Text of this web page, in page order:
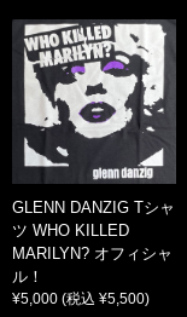
GLENN DANZIG Tシャ
ツ WHO KILLED
MARILYN? オフィシャ
ル！
¥5,000 (税込 ¥5,500)